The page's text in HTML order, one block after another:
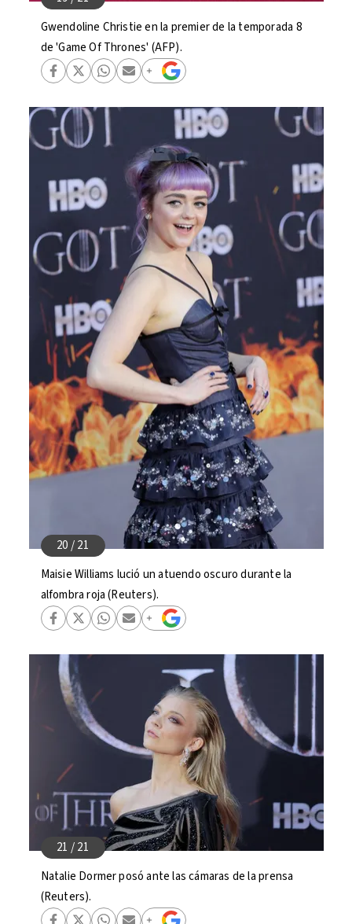
Gwendoline Christie en la premier de la temporada 8
de 'Game Of Thrones' (AFP).
Maisie Williams lució un atuendo oscuro durante la
alfombra roja (Reuters).
Natalie Dormer posó ante las cámaras de la prensa
(Reuters).